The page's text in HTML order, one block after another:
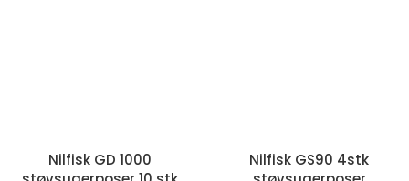
Nilfisk GD 1000
Nilfisk GS90 4stk